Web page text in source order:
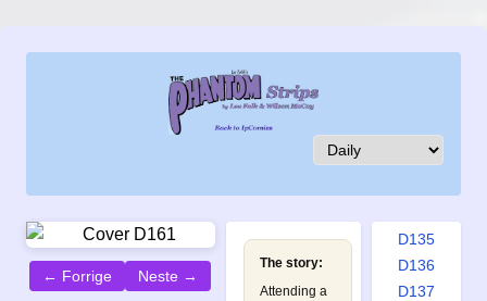
← Forrige Neste →
The story:
Attending a
D128
D131
D135
D136
D137